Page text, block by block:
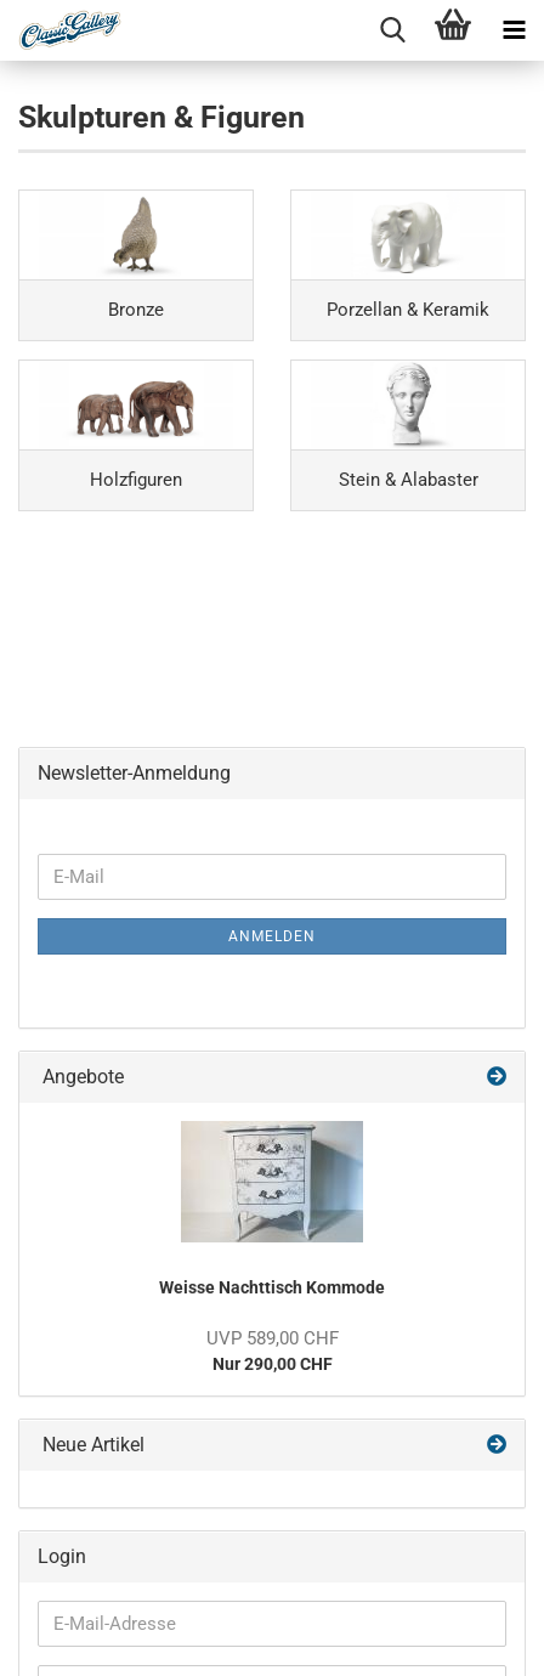
Skulpturen & Figuren
Bronze Porzellan & Keramik
Holzfiguren Stein & Alabaster
Newsletter-Anmeldung
WEITER
ZUR
NEWSLETTER-
E-
Mail
ANMELDEN
Angebote
Weisse Nachttisch Kommode
UVP 589,00 CHF
Nur 290,00 CHF
Neue Artikel
Login
E-
Mail-